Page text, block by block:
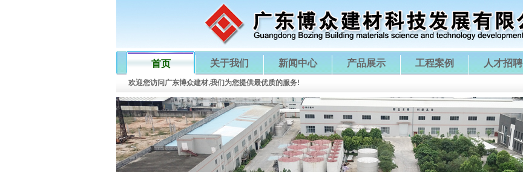
首页
欢迎您访问广东博众建材,我们为您提供最优质的服务!
关于我们 新闻中心 产品展示 工程案例 人才招聘